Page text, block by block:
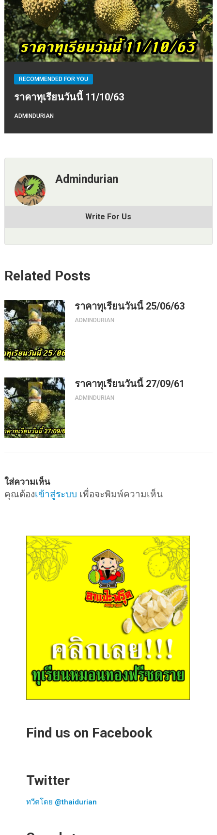
RECOMMENDED FOR YOU
ราคาทุเรียนวันนี้ 11/10/63
ADMINDURIAN
Admindurian
Write For Us
Related Posts
ราคาทุเรียนวันนี้ 25/06/63
ADMINDURIAN
ราคาทุเรียนวันนี้ 27/09/61
ADMINDURIAN
ใส่ความเห็น
คุณต้องเข้าสู่ระบบ เพื่อจะพิมพ์ความเห็น
Find us on Facebook
Twitter
ทวีตโดย @thaidurian